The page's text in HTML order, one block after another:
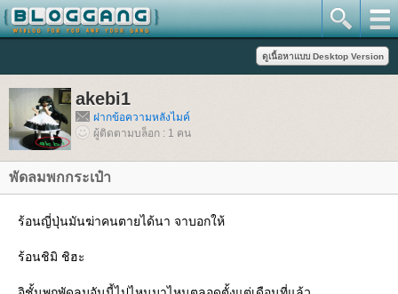
akebi1
ฝากข้อความหลังไมค์
ผู้ติดตามบล็อก : 1 คน
พัดลมพกกระเป๋า
ร้อนญี่ปุ่นมันฆ่าคนตายได้นา จาบอกให้
ร้อนชิมิ ชิฮะ